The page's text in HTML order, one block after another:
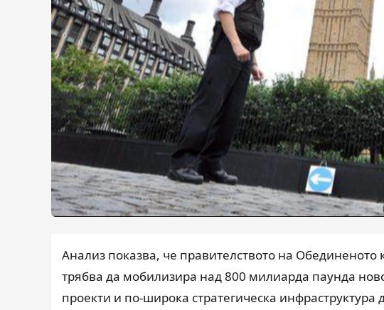
Анализ показва, че правителството на Обединеното
трябва да мобилизира над 800 милиарда паунда
проекти и по-широка стратегическа инфраструктура